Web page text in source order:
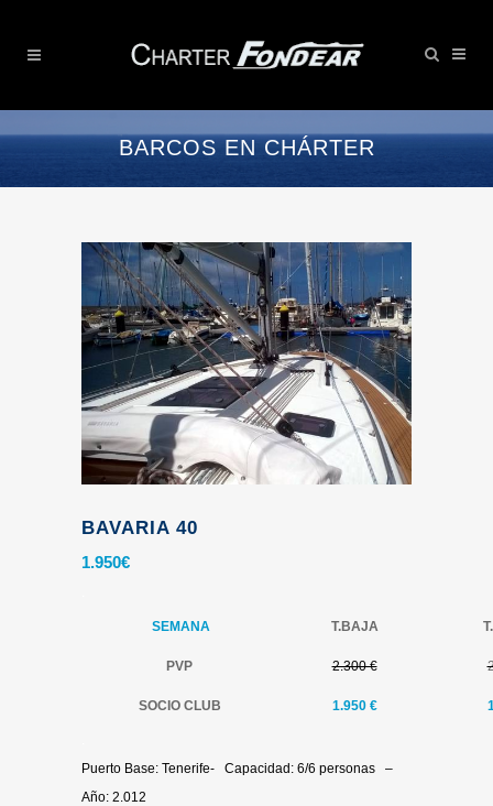
BARCOS EN CHÁRTER
BAVARIA 40
1.950€
SEMANA T.BAJA
PVP 2.300 €
SOCIO CLUB 1.950€
Puerto Base: Tenerife- Capacidad: 6/6 personas –
Año: 2.012